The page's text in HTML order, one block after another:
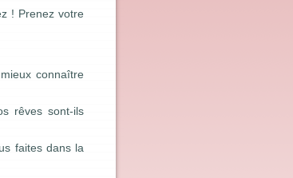
! Prenez votre
connaître
rêves sont-ils
faites dans la